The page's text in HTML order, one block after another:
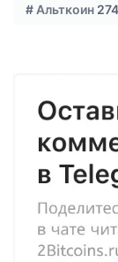
# Альткоин